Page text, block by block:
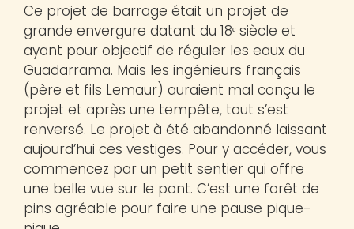
Ce projet de barrage était un projet de
grande envergure datant du 18ᵉ siècle et
ayant pour objectif de réguler les eaux du
Guadarrama. Mais les ingénieurs français
(père et fils Lemaur) auraient mal conçu le
projet et après une tempête, tout s’est
renversé. Le projet à été abandonné laissant
aujourd’hui ces vestiges. Pour y accéder, vous
commencez par un petit sentier qui offre
une belle vue sur le pont. C’est une forêt de
pins agréable pour faire une pause pique-